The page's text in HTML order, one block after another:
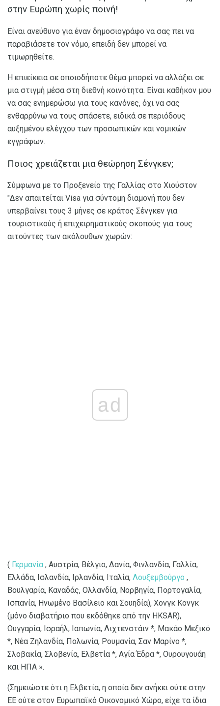
στην Ευρώπη χωρίς ποινή!
Είναι ανεύθυνο για έναν δημοσιογράφο να σας πει να
παραβιάσετε τον νόμο, επειδή δεν μπορεί να
τιμωρηθείτε.
Η επιείκεια σε οποιοδήποτε θέμα μπορεί να αλλάξει σε
μια στιγμή μέσα στη διεθνή κοινότητα. Είναι καθήκον μου
να σας ενημερώσω για τους κανόνες, όχι να σας
ενθαρρύνω να τους σπάσετε, ειδικά σε περιόδους
αυξημένου ελέγχου των προσωπικών και νομικών
εγγράφων.
Ποιος χρειάζεται μια θεώρηση Σένγκεν;
Σύμφωνα με το Προξενείο της Γαλλίας στο Χιούστον
"Δεν απαιτείται Visa για σύντομη διαμονή που δεν
υπερβαίνει τους 3 μήνες σε κράτος Σένγκεν για
τουριστικούς ή επιχειρηματικούς σκοπούς για τους
αιτούντες των ακόλουθων χωρών:
ad
( Γερμανία , Αυστρία, Βέλγιο, Δανία, Φινλανδία, Γαλλία,
Ελλάδα, Ισλανδία, Ιρλανδία, Ιταλία, Λουξεμβούργο ,
Βουλγαρία, Καναδάς, Ολλανδία, Νορβηγία, Πορτογαλία,
Ισπανία, Ηνωμένο Βασίλειο και Σουηδία), Χονγκ Κονγκ
(μόνο διαβατήριο που εκδόθηκε από την HKSAR),
Ουγγαρία, Ισραήλ, Ιαπωνία, Λιχτενστάιν *, Μακάο Μεξικό
*, Νέα Ζηλανδία, Πολωνία, Ρουμανία, Σαν Μαρίνο *,
Σλοβακία, Σλοβενία, Ελβετία *, Αγία Έδρα *, Ουρουγουάη
και ΗΠΑ ».
(Σημειώστε ότι η Ελβετία, η οποία δεν ανήκει ούτε στην
ΕΕ ούτε στον Ευρωπαϊκό Οικονομικό Χώρο, είχε τα ίδια